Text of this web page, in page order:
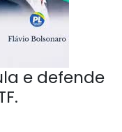
e defende